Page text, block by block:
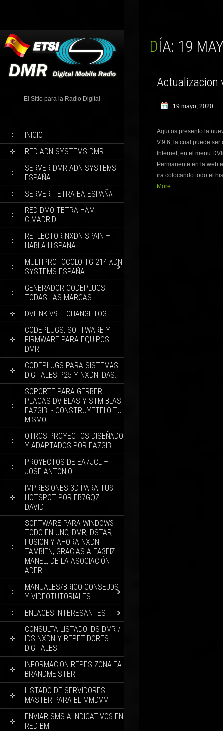
El Sitio para la Radio Digital
INICIO
RED ADN SYSTEMS DMR
SERVER DMR ADN-SYSTEMS
ESPAÑA
SERVER TETRA-EA ESPAÑA
RED DMO TETRA-HAM
C.MADRID
REFLECTOR NXDN SPAIN –
HABLA HISPANA
MULTIPROTOCOLO TG 214 ADN
SYSTEMS ESPAÑA
GENERADOR CODEPLUGS
TODAS LAS MARCAS
DVLINK V9 – CHANGE LOG
CODEPLUGS, SOFTWARE Y
FIRMWARE PARA EQUIPOS
DMR
CODEPLUGS PARA SISTEMAS
DIGITALES P25 Y NXDN-IDAS.
SOPORTE PARA GERBER
PLACAS DV-BLAS Y STM-BLAS
EA7GIB .- CONSTRUYETELO TU
MISMO.
OTROS PROYECTOS DISEÑADO
Y ADAPTADOS POR EA7GIB.
PROYECTOS DE EA7JCL –
JOSE ANTONIO
IMPRESIONES 3D PARA TUS
HOTSPOT POR EB7GQZ –
DAVID
SOFTWARE PARA WINDOWS
TODO EN UNO, DMR, DSTAR,
FUSION Y AHORA NXDN
TAMBIEN, GRACIAS A EA3EIZ
MANEL, DE LA ASOCIACIÓN
ADER
MANUALES/BRICO-CONSEJOS
Y VIDEOTUTORIALES
ENLACES INTERESANTES
CONSULTA LISTADO IDS DMR /
IDS NXDN Y REPETIDORES
DIGITALES
INFORMACION REPES ZONA EA
BRANDMEISTER
LISTADO DE SERVIDORES
MASTER PARA EL MMDVM
ENVIAR SMS A INDICATIVOS EN
RED BM
DÍA: 19
Actualizacion
19 mayo, 2020
Aqui os presento la
V.9.6, la cual puede ser
Internet, en el menu
Permanente en la web
ira colocando todo el
More...